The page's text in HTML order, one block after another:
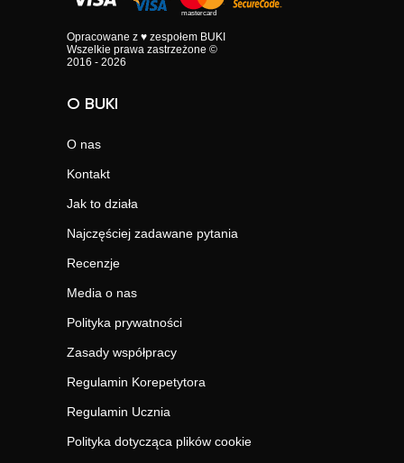
Opracowane z ♥ zespołem BUKI
Wszelkie prawa zastrzeżone ©
2016 - 2026
O BUKI
O nas
Kontakt
Jak to działa
Najczęściej zadawane pytania
Recenzje
Media o nas
Polityka prywatności
Zasady współpracy
Regulamin Korepetytora
Regulamin Ucznia
Polityka dotycząca plików cookie